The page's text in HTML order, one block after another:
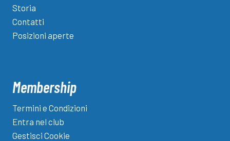
Storia
Contatti
Posizioni aperte
Membership
Termini e Condizioni
Entra nel club
Gestisci Cookie